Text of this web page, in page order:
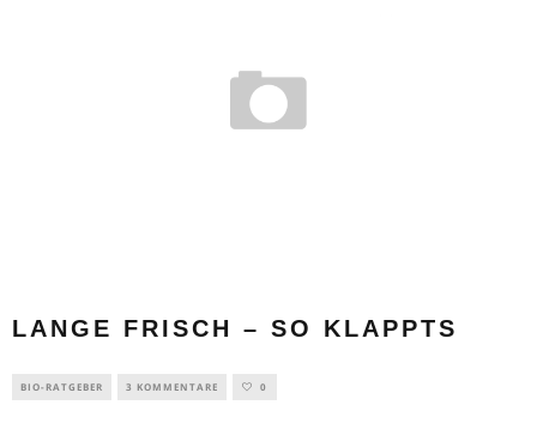
LANGE FRISCH – SO KLAPPTS
BIO-RATGEBER 3 KOMMENTARE 0